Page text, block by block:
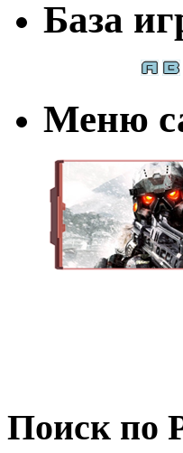
База
Меню
Поиск по